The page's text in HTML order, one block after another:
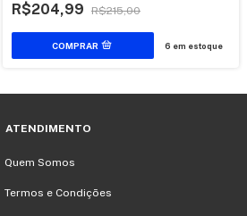
R$204,99 R$215,00
6 em estoque
ATENDIMENTO
Quem Somos
Termos e Condições